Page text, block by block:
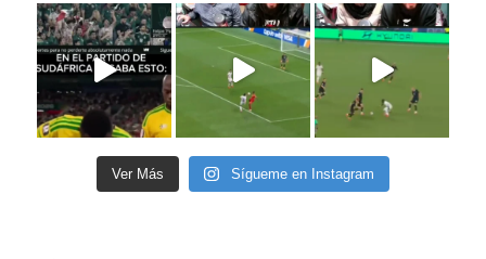
Ver Más Sígueme en Instagram